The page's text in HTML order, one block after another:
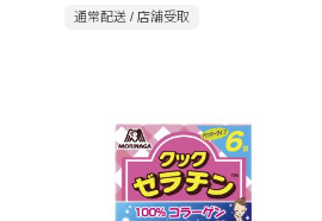
通常配送 / 店舗受取